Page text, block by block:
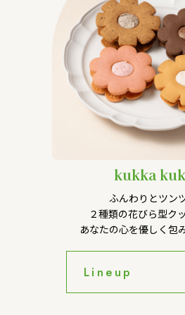
kukka
ふんわりとツンツ
２種類の花びら型ク
あなたの心を優しく包
Lineup